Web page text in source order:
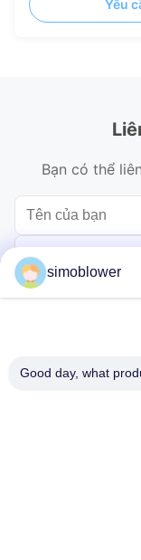
Yêu
Bạn có thể
simoblower
Good day, what